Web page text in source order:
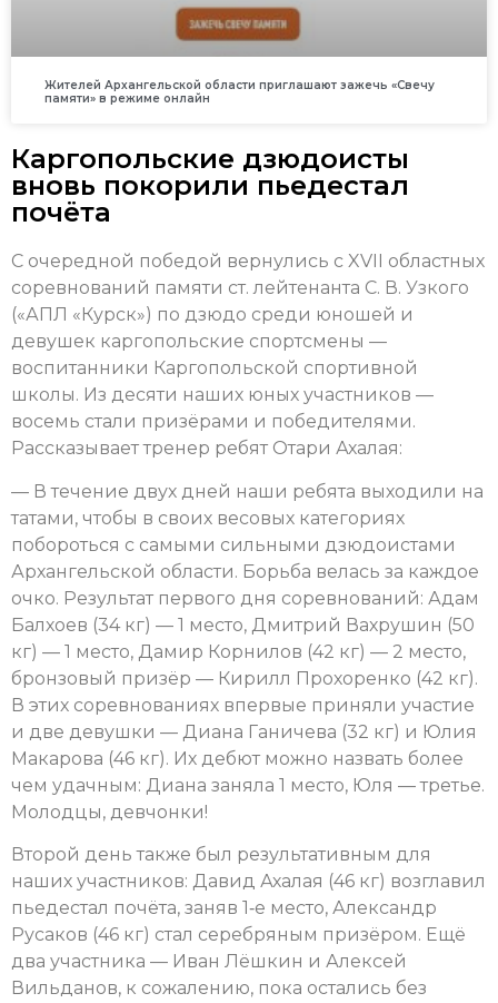
Жителей Архангельской области приглашают зажечь «Свечу
памяти» в режиме онлайн
Каргопольские дзюдоисты
вновь покорили пьедестал
почёта
С очередной победой вернулись с XVII областных
соревнований памяти ст. лейтенанта С. В. Узкого
(«АПЛ «Курск») по дзюдо среди юношей и
девушек каргопольские спортсмены —
воспитанники Каргопольской спортивной
школы. Из десяти наших юных участников —
восемь стали призёрами и победителями.
Рассказывает тренер ребят Отари Ахалая:
— В течение двух дней наши ребята выходили на
татами, чтобы в своих весовых категориях
побороться с самыми сильными дзюдоистами
Архангельской области. Борьба велась за каждое
очко. Результат первого дня соревнований: Адам
Балхоев (34 кг) — 1 место, Дмитрий Вахрушин (50
кг) — 1 место, Дамир Корнилов (42 кг) — 2 место,
бронзовый призёр — Кирилл Прохоренко (42 кг).
В этих соревнованиях впервые приняли участие
и две девушки — Диана Ганичева (32 кг) и Юлия
Макарова (46 кг). Их дебют можно назвать более
чем удачным: Диана заняла 1 место, Юля — третье.
Молодцы, девчонки!
Второй день также был результативным для
наших участников: Давид Ахалая (46 кг) возглавил
пьедестал почёта, заняв 1‑е место, Александр
Русаков (46 кг) стал серебряным призёром. Ещё
два участника — Иван Лёшкин и Алексей
Вильданов, к сожалению, пока остались без